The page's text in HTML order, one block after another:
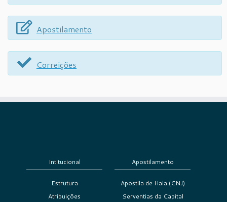
Apostilamento
Correições
Intitucional
Estrutura
Atribuições
Apostilamento
Apostila de Haia (CNJ)
Serventias da Capital